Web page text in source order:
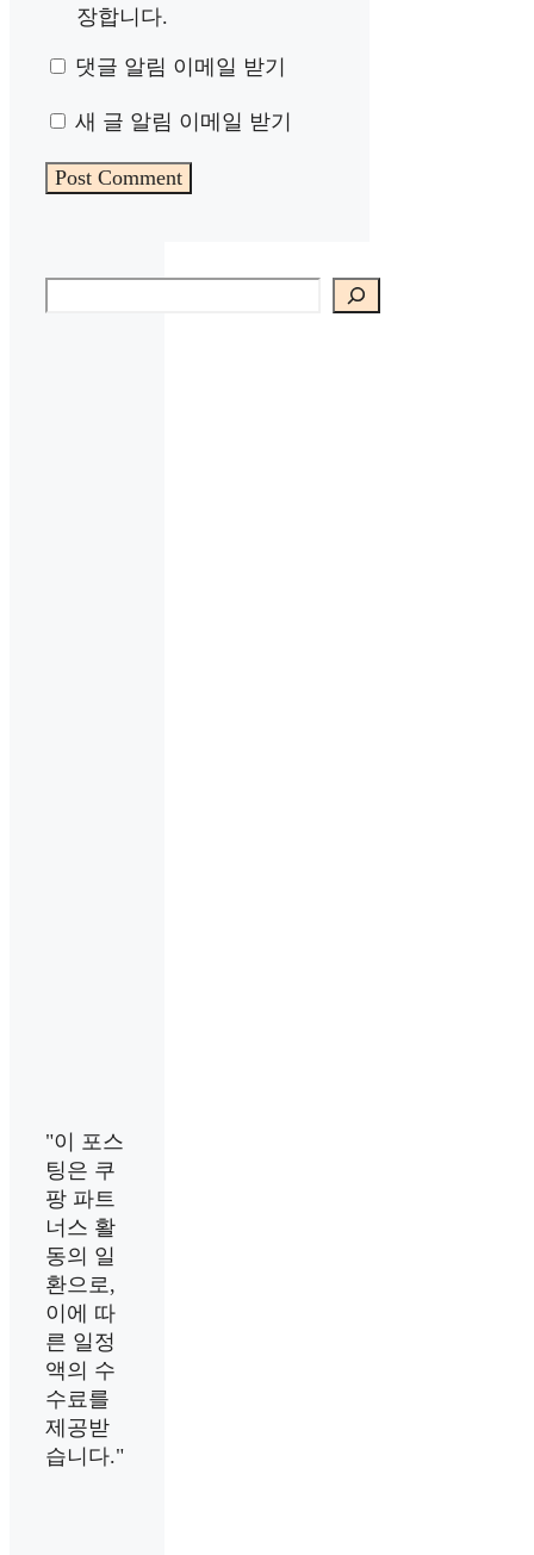
장합니다.
댓글 알림 이메일 받기
새 글 알림 이메일 받기
"이 포스
팅은 쿠
팡 파트
너스 활
동의 일
환으로,
이에 따
른 일정
액의 수
수료를
제공받
습니다."